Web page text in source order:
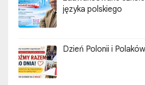
języka polskiego
Dzień Polonii i